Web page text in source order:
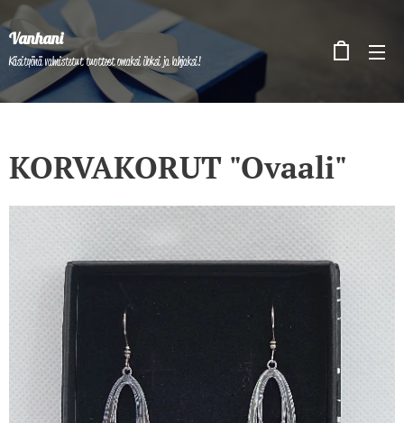
Vanhani
Käsityönä valmistetut tuotteet omaksi iloksi ja lahjaksi!
KORVAKORUT "Ovaali"